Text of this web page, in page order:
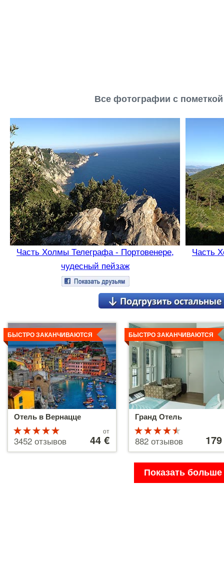
Все фотографии с
Часть Холмы Телеграфа - Портовенере,
чудесный пейзаж
Часть
Отель в Вернацце
БЫСТРО ЗАКАНЧИВАЮТСЯ
5 из 5
3452 отзывов
от
44 €
Детальнее
Гранд Отель
БЫСТРО ЗАКАНЧИВАЮТСЯ
4.5 из 5
882 отзывов 179 €
Детальнее
Показать больше